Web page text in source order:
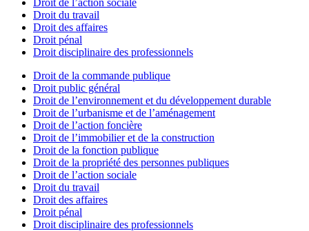
Droit du travail
Droit des affaires
Droit pénal
Droit disciplinaire des professionnels
Droit de la commande publique
Droit public général
Droit de l’environnement et du développement durable
Droit de l’urbanisme et de l’aménagement
Droit de l’action foncière
Droit de l’immobilier et de la construction
Droit de la fonction publique
Droit de la propriété des personnes publiques
Droit de l’action sociale
Droit du travail
Droit des affaires
Droit pénal
Droit disciplinaire des professionnels